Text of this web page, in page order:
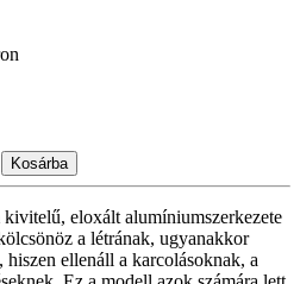
Kosárba
eloxált alumíniumszerkezete
a létrának, ugyanakkor
ellenáll a karcolásoknak, a